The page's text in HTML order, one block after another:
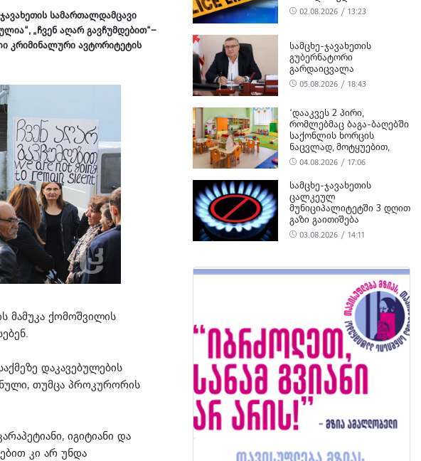
სამართალდამცავი
„ჩვენ აღარ გავჩუმდებით“–
კრიმინალური ავტორიტეტის
მამუკა ქომოშვილის
დაკავებულების
თუმცა პროკურორის
იგიტიანი და
კი არ უნდა
02.08.2026 / 13:23
ᲡᲐᲛᲪᲮᲔ-ᲯᲐᲕᲐᲮᲔᲗᲘᲡ
ᲒᲣᲑᲔᲠᲜᲐᲢᲝᲠᲘ
ᲒᲐᲠᲓᲐᲘᲪᲕᲐᲚᲐ
05.08.2026 / 18:43
‘ᲓᲐᲐᲙᲕᲔᲡ 2 ᲞᲘᲠᲘ,
ᲠᲝᲛᲚᲔᲑᲛᲐᲪ ᲑᲐᲒᲐ-ᲑᲐᲦᲔᲑᲨᲘ
ᲡᲐᲥᲝᲜᲚᲘᲡ ᲮᲝᲠᲪᲘᲡ
ᲜᲐᲪᲕᲚᲐᲓ, ᲛᲝᲢᲧᲣᲔᲑᲘᲗ,
ᲪᲮᲔᲜᲘᲡ ᲮᲝᲠᲪᲘ ᲨᲔᲘᲢᲐᲜᲔᲡ’ -
ᲡᲣᲡ-Ი
04.08.2026 / 17:06
ᲡᲐᲛᲪᲮᲔ-ᲯᲐᲕᲐᲮᲔᲗᲘᲡ
ᲪᲐᲚᲙᲔᲣᲚ
ᲛᲣᲜᲘᲪᲘᲞᲐᲚᲘᲢᲔᲢᲨᲘ 3 ᲓᲦᲘᲗ
ᲒᲐᲖᲘ ᲒᲐᲘᲗᲘᲨᲔᲑᲐ
03.08.2026 / 14:11